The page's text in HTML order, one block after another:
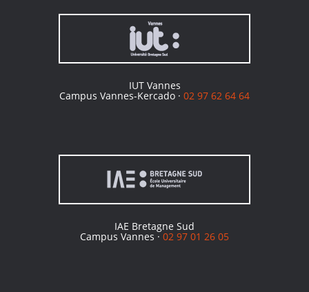
IUT Vannes
Campus Vannes-Kercado · 02 97 62 64 64
IAE Bretagne Sud
Campus Vannes ·02 97 01 26 05